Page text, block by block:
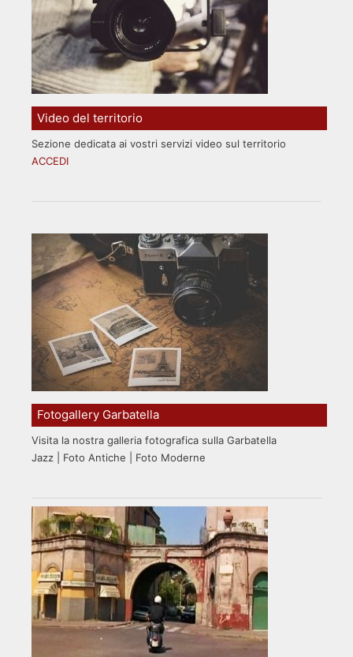
Video del territorio
Sezione dedicata ai vostri servizi video sul territorio
ACCEDI
Fotogallery Garbatella
Visita la nostra galleria fotografica sulla Garbatella
Jazz | Foto Antiche | Foto Moderne